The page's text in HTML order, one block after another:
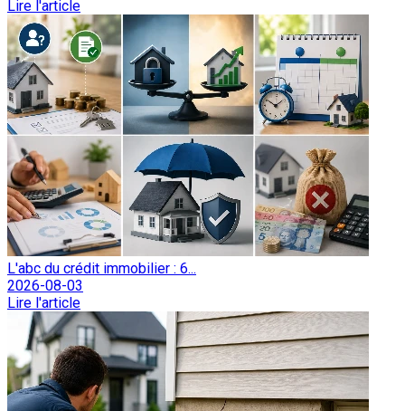
Lire l'article
L'abc du crédit immobilier : 6...
2026-08-03
Lire l'article